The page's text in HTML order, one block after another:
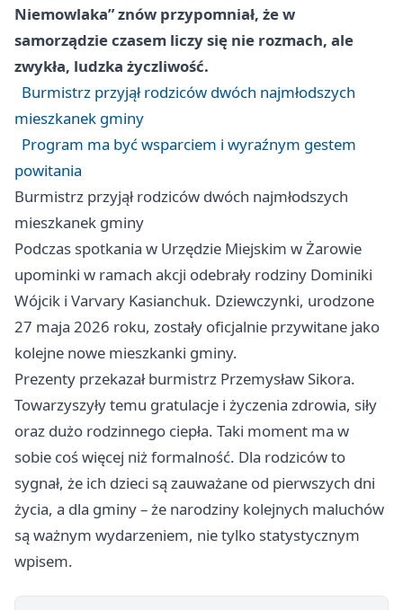
Niemowlaka” znów przypomniał, że w
samorządzie czasem liczy się nie rozmach, ale
zwykła, ludzka życzliwość.
Burmistrz przyjął rodziców dwóch najmłodszych
mieszkanek gminy
Program ma być wsparciem i wyraźnym gestem
powitania
Burmistrz przyjął rodziców dwóch najmłodszych
mieszkanek gminy
Podczas spotkania w Urzędzie Miejskim w Żarowie
upominki w ramach akcji odebrały rodziny Dominiki
Wójcik i Varvary Kasianchuk. Dziewczynki, urodzone
27 maja 2026 roku, zostały oficjalnie przywitane jako
kolejne nowe mieszkanki gminy.
Prezenty przekazał burmistrz Przemysław Sikora.
Towarzyszyły temu gratulacje i życzenia zdrowia, siły
oraz dużo rodzinnego ciepła. Taki moment ma w
sobie coś więcej niż formalność. Dla rodziców to
sygnał, że ich dzieci są zauważane od pierwszych dni
życia, a dla gminy – że narodziny kolejnych maluchów
są ważnym wydarzeniem, nie tylko statystycznym
wpisem.